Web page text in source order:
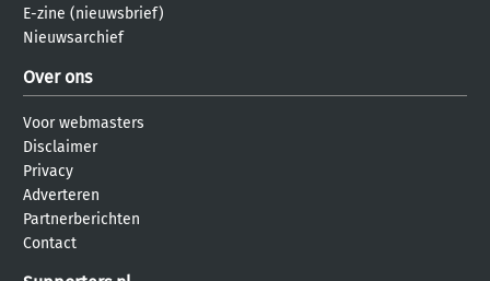
E-zine (nieuwsbrief)
Nieuwsarchief
Over ons
Voor webmasters
Disclaimer
Privacy
Adverteren
Partnerberichten
Contact